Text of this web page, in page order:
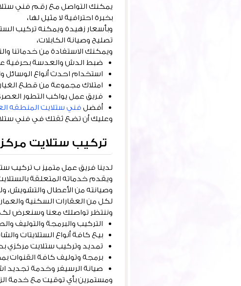
يمكنك التواصل مع رقم فني
بخبرة احترافية لا مثيل لها،
وبأسعار زهيدة ويمكنه تركيب
تصليح وصيانة الكابلات،
ويمكنك الاستفادة من خدماتنا
ضبط الدش والعدسة بحرفية
استخدام احدث أنواع الوسائل
امتلاك مجموعة من قطع الغيار
فريق عمل يواكب التطور
أفضلفني ستلايت المنطقه
وعليك أن تضع ثقتك في فني
تركيب ستلايت
لدينا فريق عمل متميز ب تركيب
ويقدم خدماته المتعلقة بالستلايت والرسيفر على مدار 24 ساعة، بخبرة
وصيانته من الأعطال والتشويش،
لكل من العقارات السكنية
وننتظر تواصلك معنا وسنعرض
التركيب والبرمجة والتوليف
بيع كافة أنواع الستلايتات
تمديد وتركيب ستلايت مركزي
برمجة وتوليف كافة القنوات
صيانة الرسيفر وخدمة تجديد
ومستمرين بأي توقيت مع خدمة